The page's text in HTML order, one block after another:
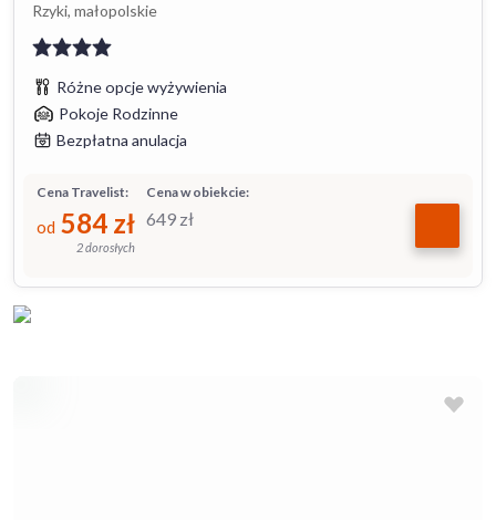
Rzyki, małopolskie
Różne opcje wyżywienia
Pokoje Rodzinne
Bezpłatna anulacja
Cena w obiekcie:
649 zł
Cena Travelist:
od 584 zł
2 dorosłych